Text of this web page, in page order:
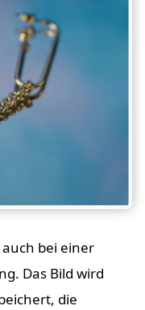
bei einer
Das Bild wird
die